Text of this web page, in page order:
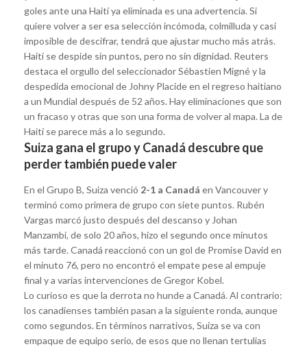
goles ante una Haití ya eliminada es una advertencia. Si
quiere volver a ser esa selección incómoda, colmilluda y casi
imposible de descifrar, tendrá que ajustar mucho más atrás.
Haití se despide sin puntos, pero no sin dignidad. Reuters
destaca el orgullo del seleccionador Sébastien Migné y la
despedida emocional de Johny Placide en el regreso haitiano
a un Mundial después de 52 años. Hay eliminaciones que son
un fracaso y otras que son una forma de volver al mapa. La de
Haití se parece más a lo segundo.
Suiza gana el grupo y Canadá descubre que
perder también puede valer
En el Grupo B, Suiza venció 2-1 a Canadá en Vancouver y
terminó como primera de grupo con siete puntos. Rubén
Vargas marcó justo después del descanso y Johan
Manzambi, de solo 20 años, hizo el segundo once minutos
más tarde. Canadá reaccionó con un gol de Promise David en
el minuto 76, pero no encontró el empate pese al empuje
final y a varias intervenciones de Gregor Kobel.
Lo curioso es que la derrota no hunde a Canadá. Al contrario:
los canadienses también pasan a la siguiente ronda, aunque
como segundos. En términos narrativos, Suiza se va con
empaque de equipo serio, de esos que no llenan tertulias